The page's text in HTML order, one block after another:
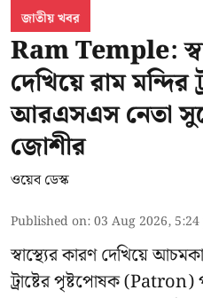
জাতীয় খবর
Ram Temple:
দেখিয়ে রাম মন্দির
আরএসএস নেতা
জোশীর
ওয়েব ডেস্ক
Published on:03 Aug 2026,
স্বাস্থ্যের কারণ দেখিয়ে
ট্রাষ্টেরপৃষ্টপোষক (Patron)